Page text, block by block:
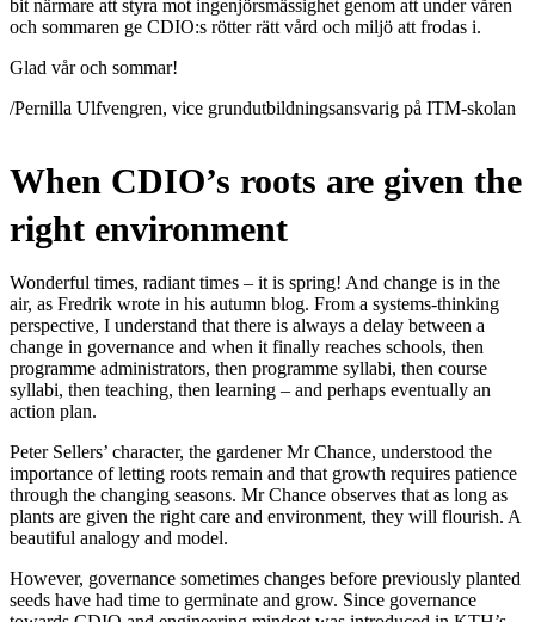
bit närmare att styra mot ingenjörsmässighet genom att under våren
och sommaren ge CDIO:s rötter rätt vård och miljö att frodas i.
Glad vår och sommar!
/Pernilla Ulfvengren, vice grundutbildningsansvarig på ITM-skolan
When CDIO’s roots are given the
right environment
Wonderful times, radiant times – it is spring! And change is in the
air, as Fredrik wrote in his autumn blog. From a systems-thinking
perspective, I understand that there is always a delay between a
change in governance and when it finally reaches schools, then
programme administrators, then programme syllabi, then course
syllabi, then teaching, then learning – and perhaps eventually an
action plan.
Peter Sellers’ character, the gardener Mr Chance, understood the
importance of letting roots remain and that growth requires patience
through the changing seasons. Mr Chance observes that as long as
plants are given the right care and environment, they will flourish. A
beautiful analogy and model.
However, governance sometimes changes before previously planted
seeds have had time to germinate and grow. Since governance